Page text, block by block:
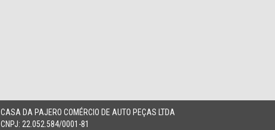
CASA DA PAJERO COMÉRCIO DE AUTO PEÇAS LTDA
CNPJ: 22.052.584/0001-81